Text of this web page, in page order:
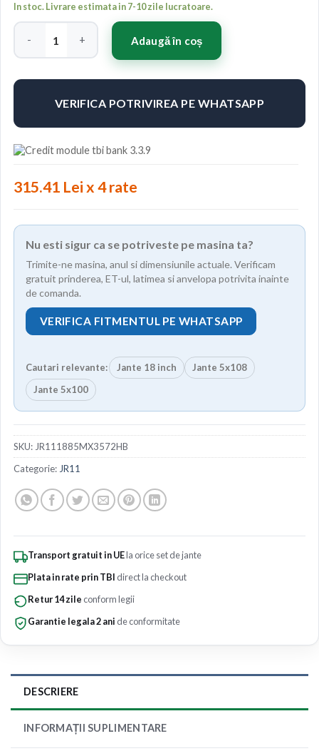
In stoc. Livrare estimata in 7-10 zile lucratoare.
Cantitate Japan Racing JR11 18x8,5 ET35 5x100/108 Hyper
Adaugă în coș
VERIFICA POTRIVIREA PE WHATSAPP
315.41 Lei x 4 rate
Nu esti sigur ca se potriveste pe masina ta?
Trimite-ne masina, anul si dimensiunile actuale. Verificam
gratuit prinderea, ET-ul, latimea si anvelopa potrivita inainte
de comanda.
VERIFICA FITMENTUL PE WHATSAPP
Cautari relevante: Jante 18 inch
Jante 5x108
Jante 5x100
SKU: JR111885MX3572HB
Categorie: JR11
Transport gratuit in UEla orice set de jante
Plata in rate prin TBI direct la checkout
Retur 14 zile conform legii
Garantie legala 2 ani de conformitate
DESCRIERE
INFORMAȚII SUPLIMENTARE